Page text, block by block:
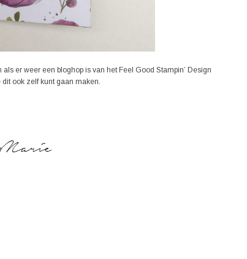
er weer een bloghop is van het Feel Good Stampin’ Design
ook zelf kunt gaan maken.